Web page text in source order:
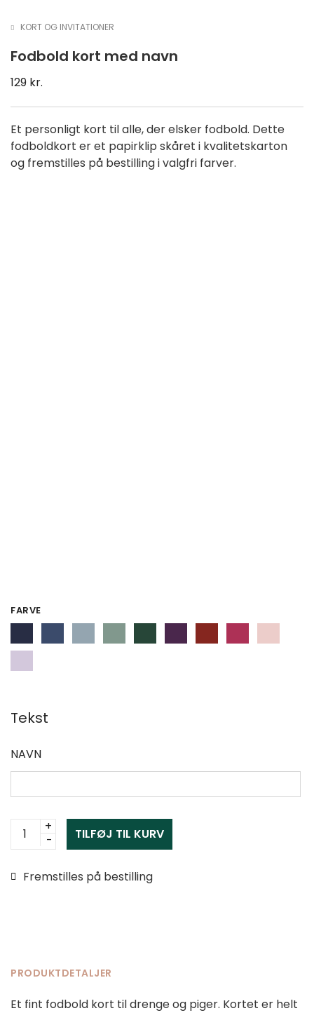
KORT OG INVITATIONER
Fodbold kort med navn
129 kr.
Et personligt kort til alle, der elsker fodbold. Dette
fodboldkort er et papirklip skåret i kvalitetskarton
og fremstilles på bestilling i valgfri farver.
FARVE
Tekst
NAVN
Fodbold
navn
TILFØJ TIL KURV
Fremstilles på bestilling
PRODUKTDETALJER
Et fint fodbold kort til drenge og piger. Kortet er helt